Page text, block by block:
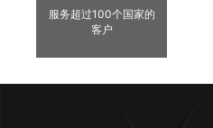
服务超过100个国家的
客户